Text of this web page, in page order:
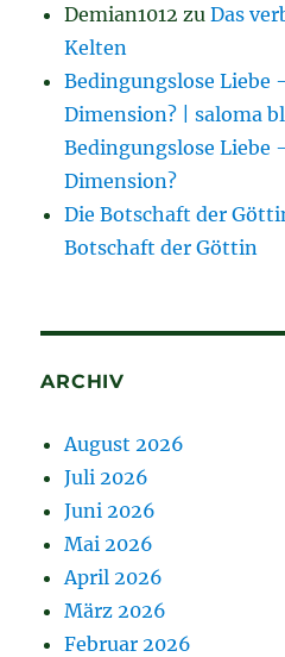
Demian1012 zuDas
Kelten
Bedingungslose Liebe
Dimension? | saloma
Bedingungslose Liebe
Dimension?
Die Botschaft der
Botschaft der Göttin
ARCHIV
August 2026
Juli 2026
Juni 2026
Mai 2026
April 2026
März 2026
Februar 2026